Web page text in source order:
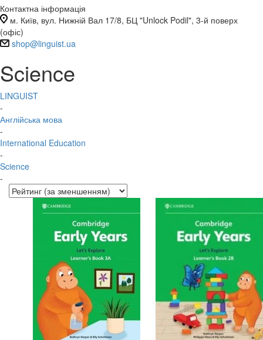
Контактна інформація
м. Київ, вул. Нижній Вал 17/8, БЦ "Unlock Podil", 3-й поверх
(офіс)
shop@linguist.ua
Science
LINGUIST
-
Англійська мова
-
International Education
-
Science
-